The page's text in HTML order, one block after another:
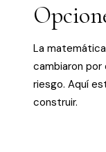
La
cambiaron
riesgo. Aquí
construir.